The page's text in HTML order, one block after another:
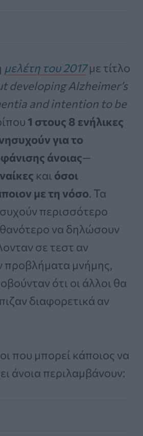
μελέτη του 2017με τίτλο
developing Alzheimer’s
and intention to be
1 στους 8 ενήλικες
για το
άνοιας—
και όσοι
με τη νόσο. Τα
περισσότερο
να δηλώσουν
σε τεστ αν
μνήμης,
ότι οι άλλοι θα
διαφορετικά αν
που μπορεί κάποιος να
άνοια περιλαμβάνουν: